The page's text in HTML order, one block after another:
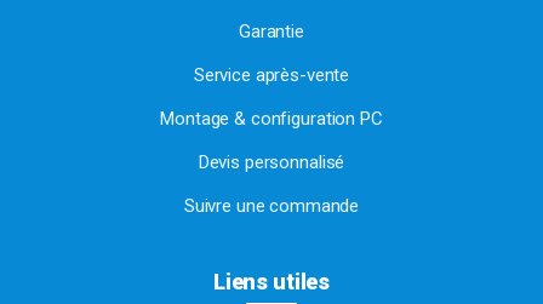
Garantie
Service après-vente
Montage & configuration PC
Devis personnalisé
Suivre une commande
Liens utiles